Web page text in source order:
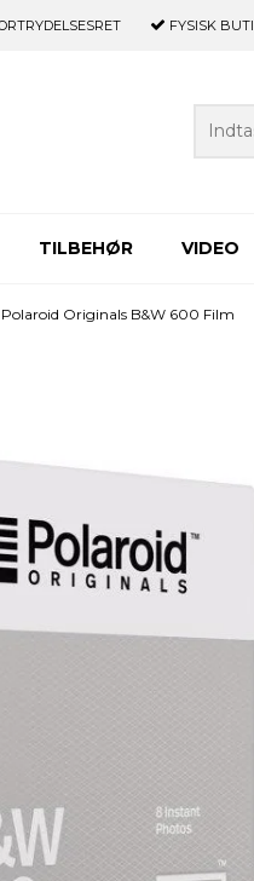
FYSISK
TILBEHØR VIDEO
Polaroid Originals B&W 600 Film